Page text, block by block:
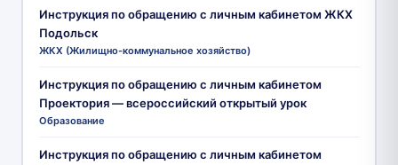
Инструкция по обращению с личным кабинетом ЖКХ
Подольск
ЖКХ (Жилищно-коммунальное хозяйство)
Инструкция по обращению с личным кабинетом
Проектория — всероссийский открытый урок
Образование
Инструкция по обращению с личным кабинетом